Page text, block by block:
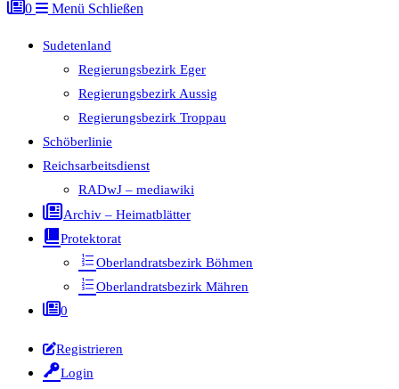
0 Menü Schließen
Sudetenland
Regierungsbezirk Eger
Regierungsbezirk Aussig
Regierungsbezirk Troppau
Schöberlinie
Reichsarbeitsdienst
RADwJ – mediawiki
Archiv – Heimatblätter
Protektorat
Oberlandratsbezirk Böhmen
Oberlandratsbezirk Mähren
0
Registrieren
Login